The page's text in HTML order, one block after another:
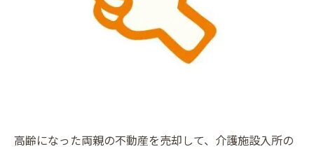
高齢になった両親の不動産を売却して、介護施設入所の